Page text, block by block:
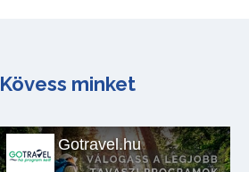
Kövess minket
Gotravel.hu